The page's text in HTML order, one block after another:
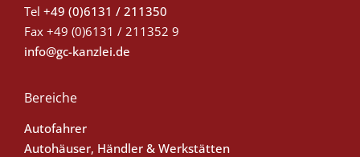
Tel +49 (0)6131 / 211350
Fax +49 (0)6131 / 211352 9
info@gc-kanzlei.de
Bereiche
Autofahrer
Autohäuser, Händler & Werkstätten